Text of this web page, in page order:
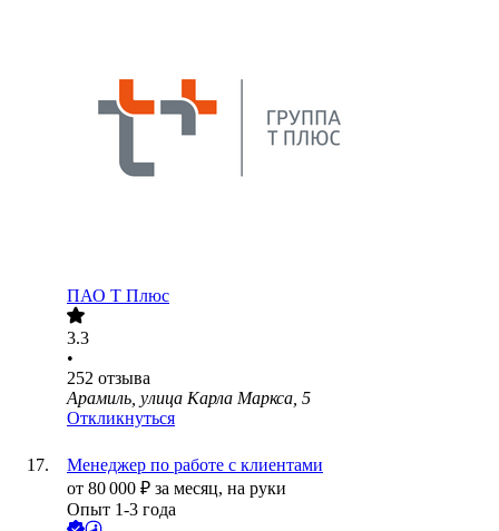
ПАО Т Плюс
3.3
•
252 отзыва
Арамиль, улица Карла Маркса, 5
Откликнуться
Менеджер по работе с клиентами
от 80 000 ₽ за месяц, на руки
Опыт 1-3 года